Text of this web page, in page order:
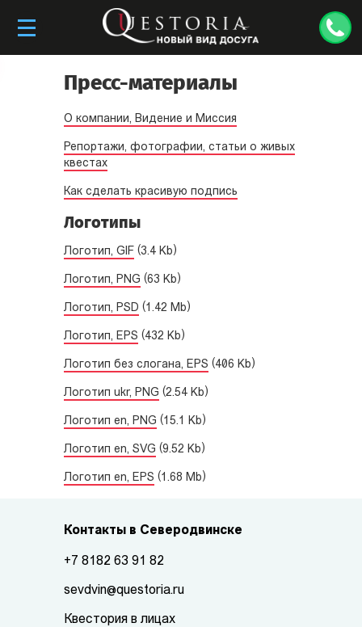
Пресс-материалы
О компании, Видение и Миссия
Репортажи, фотографии, статьи о живых
квестах
Как сделать красивую подпись
Логотипы
Логотип, GIF (3.4 Kb)
Логотип, PNG (63 Kb)
Логотип, PSD (1.42 Mb)
Логотип, EPS (432 Kb)
Логотип без слогана, EPS (406 Kb)
Логотип ukr, PNG (2.54 Kb)
Логотип en, PNG (15.1 Kb)
Логотип en, SVG (9.52 Kb)
Логотип en, EPS (1.68 Mb)
Контакты в Северодвинске
+7 8182 63 91 82
sevdvin@questoria.ru
Квестория в лицах